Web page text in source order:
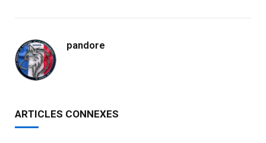
pandore
ARTICLES CONNEXES